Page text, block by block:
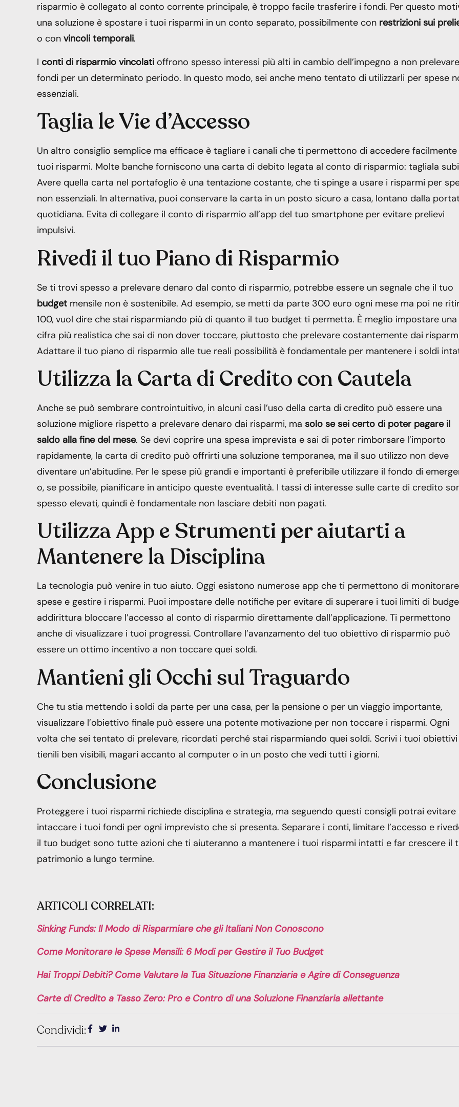
risparmio è collegato al conto corrente principale, è troppo facile trasferire i fondi. Per questo
una soluzione è spostare i tuoi risparmi in un conto separato, possibilmente con restrizioni sui
o con vincoli temporali.
I conti di risparmio vincolati offrono spesso interessi più alti in cambio dell’impegno a non
fondi per un determinato periodo. In questo modo, sei anche meno tentato di utilizzarli per spese
essenziali.
Taglia le Vie d’Accesso
Un altro consiglio semplice ma efficace è tagliare i canali che ti permettono di accedere facilmente
tuoi risparmi. Molte banche forniscono una carta di debito legata al conto di risparmio: tagliala
Avere quella carta nel portafoglio è una tentazione costante, che ti spinge a usare i risparmi per
non essenziali. In alternativa, puoi conservare la carta in un posto sicuro a casa, lontano dalla
quotidiana. Evita di collegare il conto di risparmio all’app del tuo smartphone per evitare prelievi
impulsivi.
Rivedi il tuo Piano di Risparmio
Se ti trovi spesso a prelevare denaro dal conto di risparmio, potrebbe essere un segnale che il tuo
budget mensile non è sostenibile. Ad esempio, se metti da parte 300 euro ogni mese ma poi ne
100, vuol dire che stai risparmiando più di quanto il tuo budget ti permetta. È meglio impostare una
cifra più realistica che sai di non dover toccare, piuttosto che prelevare costantemente dai
Adattare il tuo piano di risparmio alle tue reali possibilità è fondamentale per mantenere i soldi
Utilizza la Carta di Credito con Cautela
Anche se può sembrare controintuitivo, in alcuni casi l’uso della carta di credito può essere una
soluzione migliore rispetto a prelevare denaro dai risparmi, ma solo se sei certo di poter pagare il
saldo alla fine del mese. Se devi coprire una spesa imprevista e sai di poter rimborsare l’importo
rapidamente, la carta di credito può offrirti una soluzione temporanea, ma il suo utilizzo non deve
diventare un’abitudine. Per le spese più grandi e importanti è preferibile utilizzare il fondo di
o, se possibile, pianificare in anticipo queste eventualità. I tassi di interesse sulle carte di credito
spesso elevati, quindi è fondamentale non lasciare debiti non pagati.
Utilizza App e Strumenti per aiutarti a
Mantenere la Disciplina
La tecnologia può venire in tuo aiuto. Oggi esistono numerose app che ti permettono di
spese e gestire i risparmi. Puoi impostare delle notifiche per evitare di superare i tuoi limiti di
addirittura bloccare l’accesso al conto di risparmio direttamente dall’applicazione. Ti permettono
anche di visualizzare i tuoi progressi. Controllare l’avanzamento del tuo obiettivo di risparmio può
essere un ottimo incentivo a non toccare quei soldi.
Mantieni gli Occhi sul Traguardo
Che tu stia mettendo i soldi da parte per una casa, per la pensione o per un viaggio importante,
visualizzare l’obiettivo finale può essere una potente motivazione per non toccare i risparmi. Ogni
volta che sei tentato di prelevare, ricordati perché stai risparmiando quei soldi. Scrivi i tuoi
tienili ben visibili, magari accanto al computer o in un posto che vedi tutti i giorni.
Conclusione
Proteggere i tuoi risparmi richiede disciplina e strategia, ma seguendo questi consigli potrai evitare
intaccare i tuoi fondi per ogni imprevisto che si presenta. Separare i conti, limitare l’accesso e
il tuo budget sono tutte azioni che ti aiuteranno a mantenere i tuoi risparmi intatti e far crescere il
patrimonio a lungo termine.
ARTICOLI CORRELATI:
Sinking Funds: Il Modo di Risparmiare che gli Italiani Non Conoscono
Come Monitorare le Spese Mensili: 6 Modi per Gestire il Tuo Budget
Hai Troppi Debiti? Come Valutare la Tua Situazione Finanziaria e Agire di Conseguenza
Carte di Credito a Tasso Zero: Pro e Contro di una Soluzione Finanziaria allettante
Condividi: